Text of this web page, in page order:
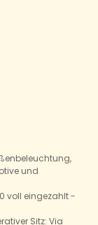
und
voll eingezahlt -
Sitz: Via